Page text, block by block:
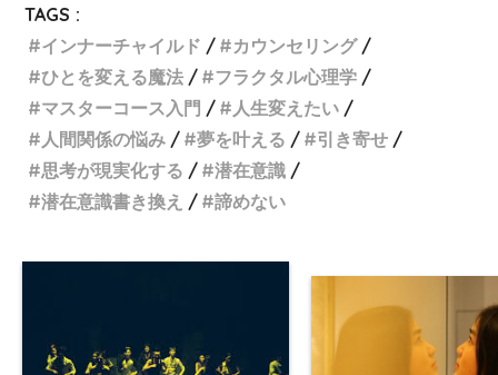
TAGS :
インナーチャイルド
カウンセリング
ひとを変える魔法
フラクタル心理学
マスターコース入門
人生変えたい
人間関係の悩み
夢を叶える
引き寄せ
思考が現実化する
潜在意識
潜在意識書き換え
諦めない